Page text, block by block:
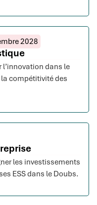
2028
l’innovation dans le
compétitivité des
les investissements
ESS dans le Doubs.